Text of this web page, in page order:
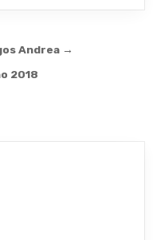
Andrea →
2018